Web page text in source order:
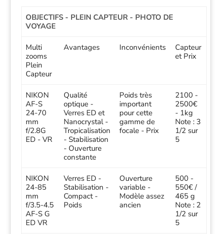
OBJECTIFS - PLEIN CAPTEUR - PHOTO DE
VOYAGE
Multi
zooms
Plein
Capteur
Avantages Inconvénients
Capteur
et Prix
NIKON
AF-S
24-70
mm
f/2.8G
ED - VR
Qualité
optique -
Verres ED et
Nanocrystal -
Tropicalisation
- Stabilisation
- Ouverture
constante
Poids très
important
pour cette
gamme de
focale - Prix
2100 -
2500€
- 1kg
Note : 3
1/2 sur
5
NIKON
24-85
mm
f/3.5-4.5
AF-S G
ED VR
Verres ED -
Stabilisation -
Compact -
Poids
Ouverture
variable -
Modèle assez
ancien
500 -
550€ /
465 g
Note : 2
1/2 sur
5